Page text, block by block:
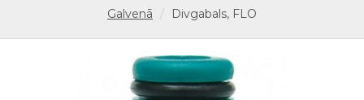
Galvenā Divgabals, FLO